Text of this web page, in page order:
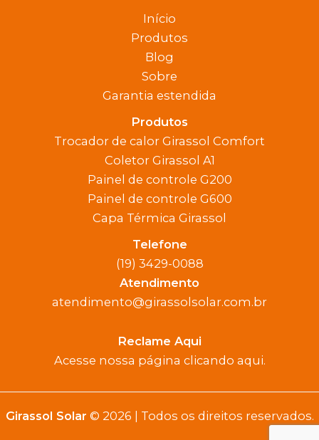
Início
Produtos
Blog
Sobre
Garantia estendida
Produtos
Trocador de calor Girassol Comfort
Coletor Girassol A1
Painel de controle G200
Painel de controle G600
Capa Térmica Girassol
Telefone
(19) 3429-0088
Atendimento
atendimento@girassolsolar.com.br
Reclame Aqui
Acesse nossa página clicando aqui.
Girassol Solar © 2026 | Todos os direitos reservados.